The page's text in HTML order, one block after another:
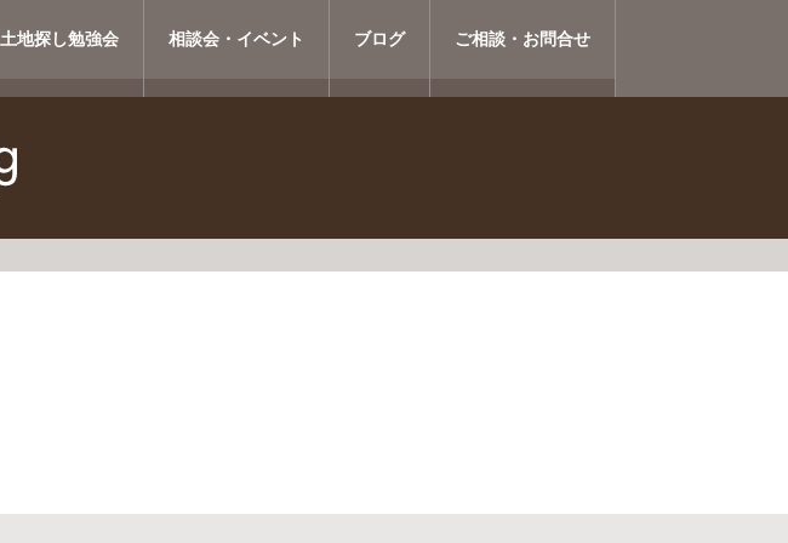
土地探し勉強会 相談会・イベント ブログ ご相談・お問合せ